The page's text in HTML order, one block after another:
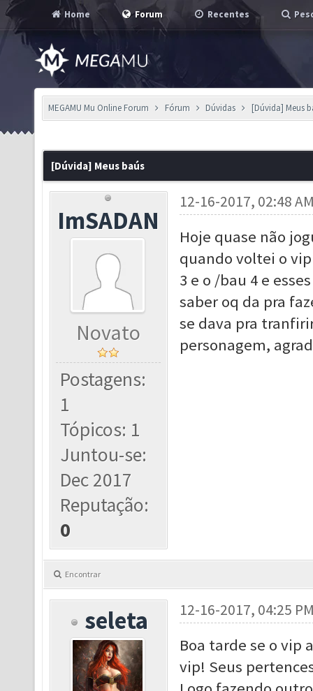
Home Forum Recentes
MEGAMU Mu Online Forum Fórum Dúvidas [Dúvida] Meus
[Dúvida] Meus baús
ImSADAN
Novato
Postagens:
1
Tópicos: 1
Juntou-se:
Dec 2017
Reputação:
0
12-16-2017, 02:48
Hoje quase não
quando voltei o
3 e o /bau 4 e
saber oq da pra
se dava pra
personagem,
Encontrar
seleta 12-16-2017, 04:25
Boa tarde se o vip
vip! Seus